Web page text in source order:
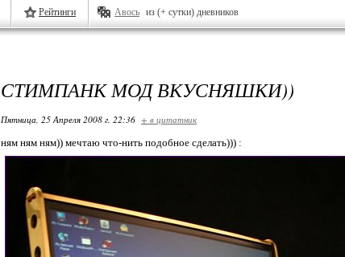
Рейтинги Авось из (+ сутки) дневников
СТИМПАНК МОД ВКУСНЯШКИ))
Пятница, 25 Апреля 2008 г. 22:36 + в цитатник
ням ням ням)) мечтаю что-нить подобное сделать))) :